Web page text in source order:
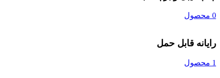
0 محصول
رایانه قابل حمل
1 محصول